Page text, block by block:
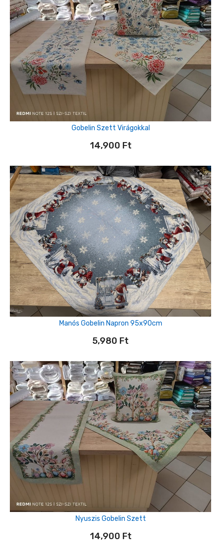
Gobelin Szett Virágokkal
14,900 Ft
Manós Gobelin Napron 95x90cm
5,980 Ft
Nyuszis Gobelin Szett
14,900 Ft